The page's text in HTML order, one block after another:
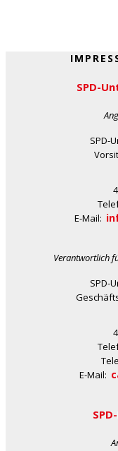
SPD-
SPD-
E-Mail:
Verantwortlich
SPD-
E-Mail: